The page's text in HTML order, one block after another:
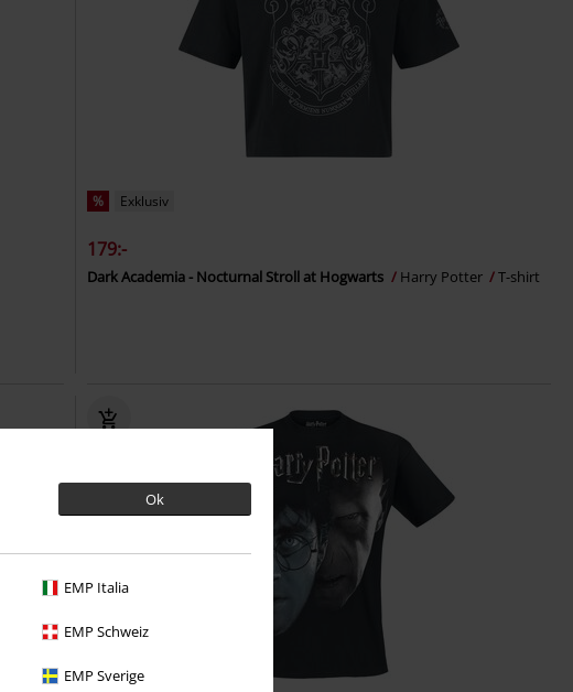
Ok
EMP Italia
EMP Schweiz
EMP Sverige
% Exklusiv
179:-
Dark Academia - Nocturnal Stroll at Hogwarts Harry Potter T-shirt